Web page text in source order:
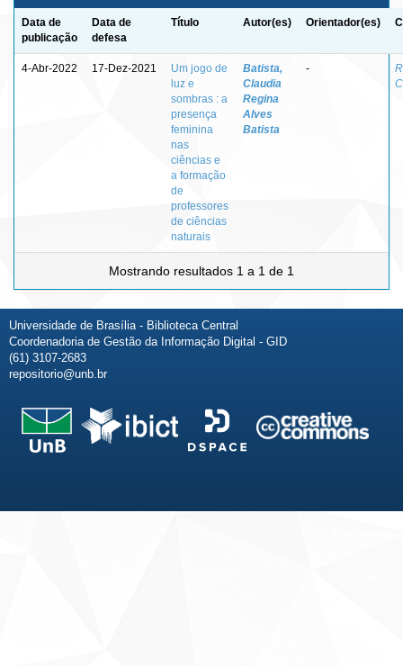
Data de
publicação
Data de
defesa
Título Autor(es) Orientador(es)
4-Abr-2022 17-Dez-2021
Um jogo de
luz e
sombras : a
presença
feminina
nas
ciências e
a formação
de
professores
de ciências
naturais
Batista,
Claudia
Regina
Alves
Batista
-
Mostrando resultados 1 a 1 de 1
Universidade de Brasília - Biblioteca Central
Coordenadoria de Gestão da Informação Digital - GID
(61) 3107-2683
repositorio@unb.br